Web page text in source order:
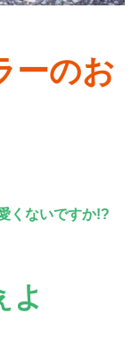
ーのお
くないですか!?
よ